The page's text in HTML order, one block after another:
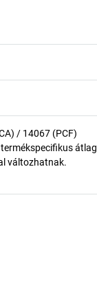
/ 14067 (PCF)
változhatnak.